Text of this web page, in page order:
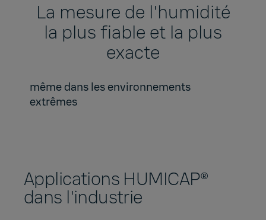
La mesure de l'humidité
la plus fiable et la plus
exacte
même dans les environnements
extrêmes
Applications HUMICAP®
dans l'industrie